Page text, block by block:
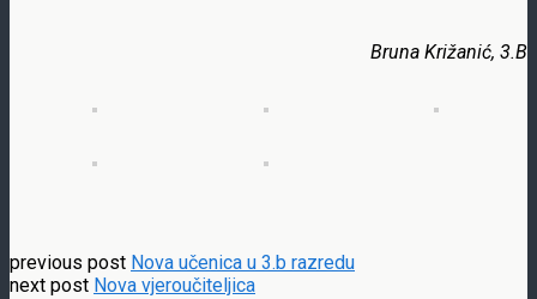
Bruna Križanić, 3.B
previous post Nova učenica u 3.b razredu
next post Nova vjeroučiteljica